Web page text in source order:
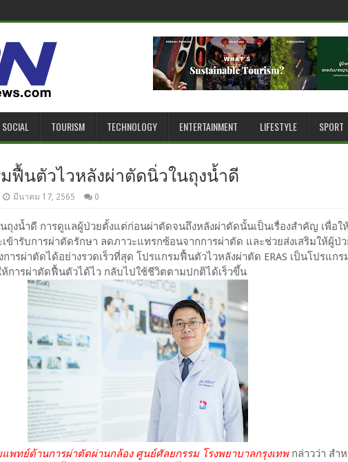
SOCIAL TOURISM TECHNOLOGY ENTERTAINMENT LIFESTYLE SPORT
มฟื้นตัวไวหลังผ่าตัดนิ่วในถุงน้ำดี
มีนาคม 17, 2565 0
ถุงน้ำดี การดูแลผู้ป่วยตั้งแต่ก่อนผ่าตัดจนถึงหลังผ่าตัดนั้นเป็นเรื่องสำคัญ เพื่อใ
ข้ารับการผ่าตัดรักษา ลดภาวะแทรกซ้อนจากการผ่าตัด และช่วยส่งเสริมให้ผู้ป่
ารผ่าตัดได้อย่างรวดเร็วที่สุด โปรแกรมฟื้นตัวไวหลังผ่าตัด ERAS เป็นโปรแกร
การผ่าตัดฟื้นตัวได้ไว กลับไปใช้ชีวิตตามปกติได้เร็วขึ้น
พทย์ด้านการผ่าตัดผ่านกล้อง ศูนย์ศัลยกรรม โรงพยาบาลกรุงเทพกล่าวว่า สำ